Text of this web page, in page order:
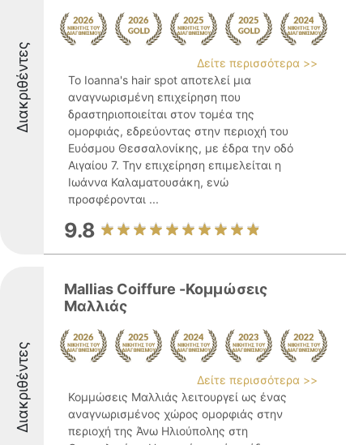
Διακριθέντες
Δείτε περισσότερα >>
Το Ioanna's hair spot αποτελεί μια
αναγνωρισμένη επιχείρηση που
δραστηριοποιείται στον τομέα της
ομορφιάς, εδρεύοντας στην περιοχή του
Ευόσμου Θεσσαλονίκης, με έδρα την οδό
Αιγαίου 7. Την επιχείρηση επιμελείται η
Ιωάννα Καλαματουσάκη, ενώ
προσφέρονται ...
9.8
Διακριθέντες
Mallias Coiffure -Κομμώσεις
Μαλλιάς
Δείτε περισσότερα >>
Κομμώσεις Μαλλιάς λειτουργεί ως ένας
αναγνωρισμένος χώρος ομορφιάς στην
περιοχή της Άνω Ηλιούπολης στη